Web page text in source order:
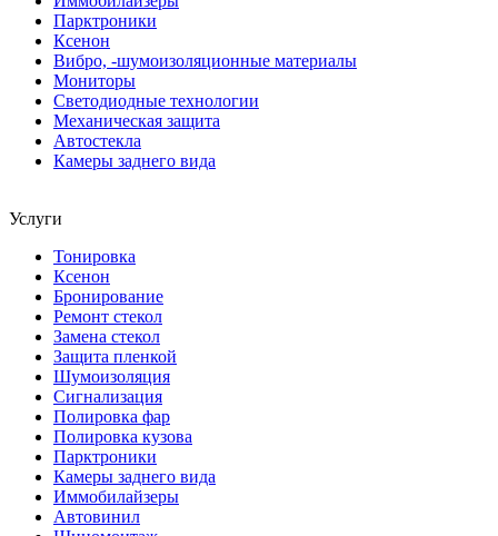
Парктроники
Ксенон
Вибро, -шумоизоляционные материалы
Мониторы
Светодиодные технологии
Механическая защита
Автостекла
Камеры заднего вида
Услуги
Тонировка
Ксенон
Бронирование
Ремонт стекол
Замена стекол
Защита пленкой
Шумоизоляция
Сигнализация
Полировка фар
Полировка кузова
Парктроники
Камеры заднего вида
Иммобилайзеры
Автовинил